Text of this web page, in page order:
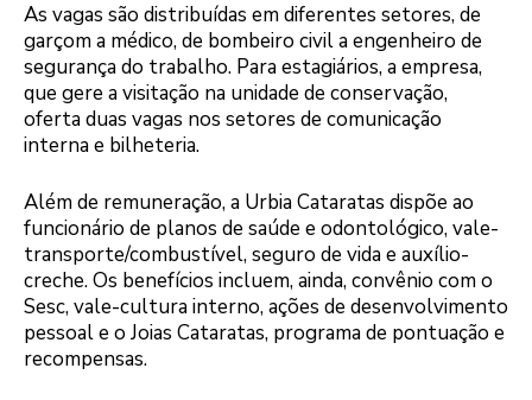
As vagas são distribuídas em diferentes setores, de
garçom a médico, de bombeiro civil a engenheiro de
segurança do trabalho. Para estagiários, a empresa,
que gere a visitação na unidade de conservação,
oferta duas vagas nos setores de comunicação
interna e bilheteria.
Além de remuneração, a Urbia Cataratas dispõe ao
funcionário de planos de saúde e odontológico, vale-
transporte/combustível, seguro de vida e auxílio-
creche. Os benefícios incluem, ainda, convênio com o
Sesc, vale-cultura interno, ações de desenvolvimento
pessoal e o Joias Cataratas, programa de pontuação e
recompensas.